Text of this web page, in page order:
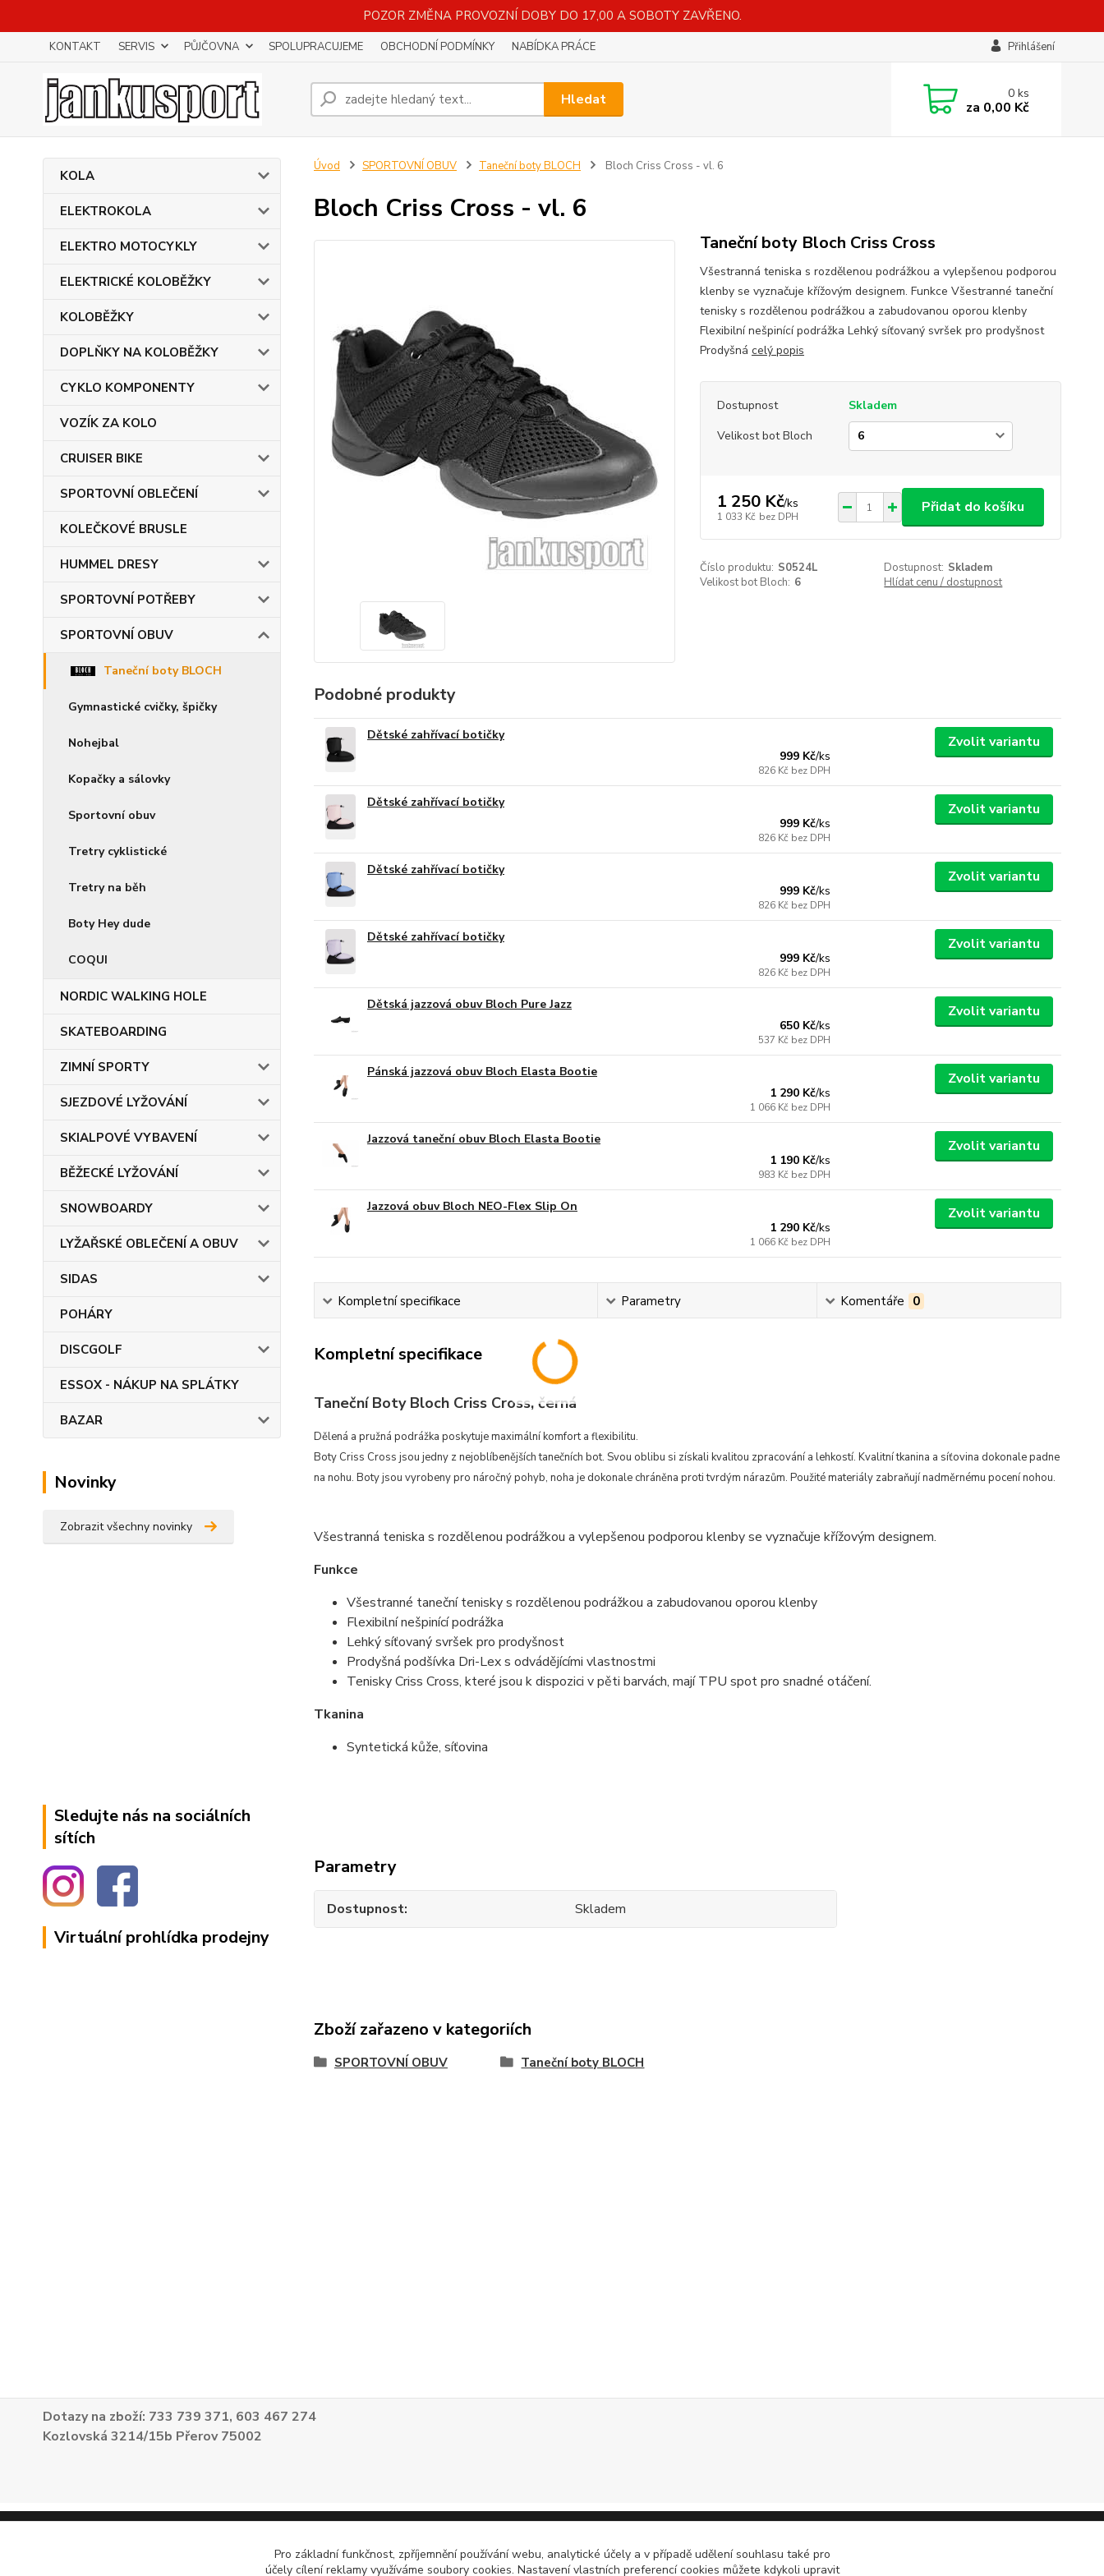
POZOR ZMĚNA PROVOZNÍ DOBY DO 17,00 A SOBOTY ZAVŘENO.
KONTAKT SERVIS PŮJČOVNA SPOLUPRACUJEME OBCHODNÍ PODMÍNKY NABÍDKA PRÁCE Přihlášení
Hledat 0ks
za 0,00 Kč
KOLA
ELEKTROKOLA
ELEKTRO MOTOCYKLY
ELEKTRICKÉ KOLOBĚŽKY
KOLOBĚŽKY
DOPLŇKY NA KOLOBĚŽKY
CYKLO KOMPONENTY
VOZÍK ZA KOLO
CRUISER BIKE
SPORTOVNÍ OBLEČENÍ
KOLEČKOVÉ BRUSLE
HUMMEL DRESY
SPORTOVNÍ POTŘEBY
SPORTOVNÍ OBUV
Taneční boty BLOCH
Gymnastické cvičky, špičky
Nohejbal
Kopačky a sálovky
Sportovní obuv
Tretry cyklistické
Tretry na běh
Boty Hey dude
COQUI
NORDIC WALKING HOLE
SKATEBOARDING
ZIMNÍ SPORTY
SJEZDOVÉ LYŽOVÁNÍ
SKIALPOVÉ VYBAVENÍ
BĚŽECKÉ LYŽOVÁNÍ
SNOWBOARDY
LYŽAŘSKÉ OBLEČENÍ A OBUV
SIDAS
POHÁRY
DISCGOLF
ESSOX - NÁKUP NA SPLÁTKY
BAZAR
Novinky
Zobrazit všechny novinky
Sledujte nás na sociálních
sítích
Virtuální prohlídka prodejny
Úvod SPORTOVNÍ OBUV Taneční boty BLOCH Bloch Criss Cross - vl. 6
Bloch Criss Cross - vl. 6
Taneční boty Bloch Criss Cross
Všestranná teniska s rozdělenou podrážkou a vylepšenou podporou
klenby se vyznačuje křížovým designem. Funkce Všestranné taneční
tenisky s rozdělenou podrážkou a zabudovanou oporou klenby
Flexibilní nešpinící podrážka Lehký síťovaný svršek pro prodyšnost
Prodyšná celý popis
Dostupnost
Skladem
Velikost bot Bloch
1 250 Kč/ks
1 033 Kč bez DPH
Přidat do košíku
Číslo produktu: S0524L Dostupnost: Skladem
Velikost bot Bloch: 6 Hlídat cenu / dostupnost
Podobné produkty
Dětské zahřívací botičky
999 Kč/ks
826 Kč bez DPH
Zvolit variantu
Dětské zahřívací botičky
999 Kč/ks
826 Kč bez DPH
Zvolit variantu
Dětské zahřívací botičky
999 Kč/ks
826 Kč bez DPH
Zvolit variantu
Dětské zahřívací botičky
999 Kč/ks
826 Kč bez DPH
Zvolit variantu
Dětská jazzová obuv Bloch Pure Jazz
650 Kč/ks
537 Kč bez DPH
Zvolit variantu
Pánská jazzová obuv Bloch Elasta Bootie
1 290 Kč/ks
1 066 Kč bez DPH
Zvolit variantu
Jazzová taneční obuv Bloch Elasta Bootie
1 190 Kč/ks
983 Kč bez DPH
Zvolit variantu
Jazzová obuv Bloch NEO-Flex Slip On
1 290 Kč/ks
1 066 Kč bez DPH
Zvolit variantu
Kompletní specifikace Parametry Komentáře 0
Kompletní specifikace
Taneční Boty Bloch Criss Cross, černá
Dělená a pružná podrážka poskytuje maximální komfort a flexibilitu.
Boty Criss Cross jsou jedny z nejoblíbenějších tanečních bot. Svou oblibu si získali kvalitou zpracování a lehkostí. Kvalitní tkanina a síťovina dokonale padne
na nohu. Boty jsou vyrobeny pro náročný pohyb, noha je dokonale chráněna proti tvrdým nárazům. Použité materiály zabraňují nadměrnému pocení nohou.
Všestranná teniska s rozdělenou podrážkou a vylepšenou podporou klenby se vyznačuje křížovým designem.
Funkce
Všestranné taneční tenisky s rozdělenou podrážkou a zabudovanou oporou klenby
Flexibilní nešpinící podrážka
Lehký síťovaný svršek pro prodyšnost
Prodyšná podšívka Dri-Lex s odvádějícími vlastnostmi
Tenisky Criss Cross, které jsou k dispozici v pěti barvách, mají TPU spot pro snadné otáčení.
Tkanina
Syntetická kůže, síťovina
Parametry
Dostupnost Skladem
Zboží zařazeno v kategoriích
SPORTOVNÍ OBUV Taneční boty BLOCH
Dotazy na zboží: 733 739 371, 603 467 274
Kozlovská 3214/15b Přerov 75002
Pro základní funkčnost, zpříjemnění používání webu, analytické účely a v případě udělení souhlasu také pro
účely cílení reklamy využíváme soubory cookies. Nastavení vlastních preferencí cookies můžete kdykoli upravit